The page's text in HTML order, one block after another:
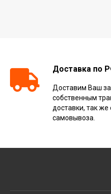
Доставка по
Доставим Ваш
собственным
доставки, так
самовывоза.